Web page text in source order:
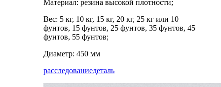
Материал: резина высокой плотности;
Вес: 5 кг, 10 кг, 15 кг, 20 кг, 25 кг или 10
фунтов, 15 фунтов, 25 фунтов, 35 фунтов, 45
фунтов, 55 фунтов;
Диаметр: 450 мм
расследованиедеталь